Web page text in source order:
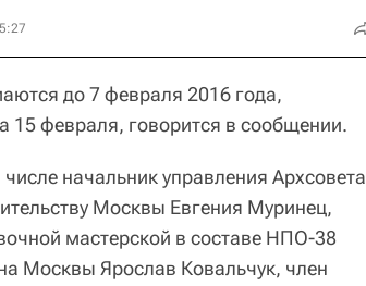
до 7 февраля 2016 года,
15 февраля, говорится в сообщении.
начальник управления Архсовета
Москвы Евгения Муринец,
мастерской в составе НПО-38
Москвы Ярослав Ковальчук, член